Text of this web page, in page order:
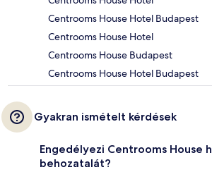
Centrooms House Hotel Budapest
Centrooms House Hotel
Centrooms House Budapest
Centrooms House Hotel Budapest
Gyakran ismételt kérdések
Engedélyezi Centrooms House
behozatalát?